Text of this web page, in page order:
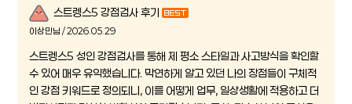
스트렝스5 강점검사 후기
이상민님 / 2026.05.29
스트렝스5 성인 강점검사를 통해 제 평소 스타일과 사고방식을 확인할
수 있어 매우 유익했습니다. 막연하게 알고 있던 나의 장점들이 구체적
인 강점 키워드로 정의되니, 이를 어떻게 업무, 일상생활에 적용하고 더